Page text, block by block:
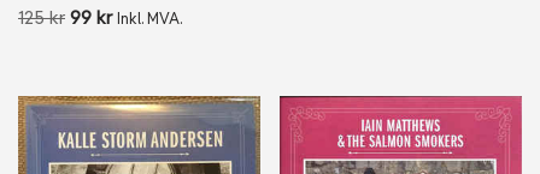
125kr 99 kr Inkl. MVA.